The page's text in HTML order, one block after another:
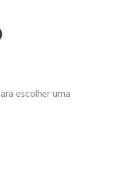
escolher uma